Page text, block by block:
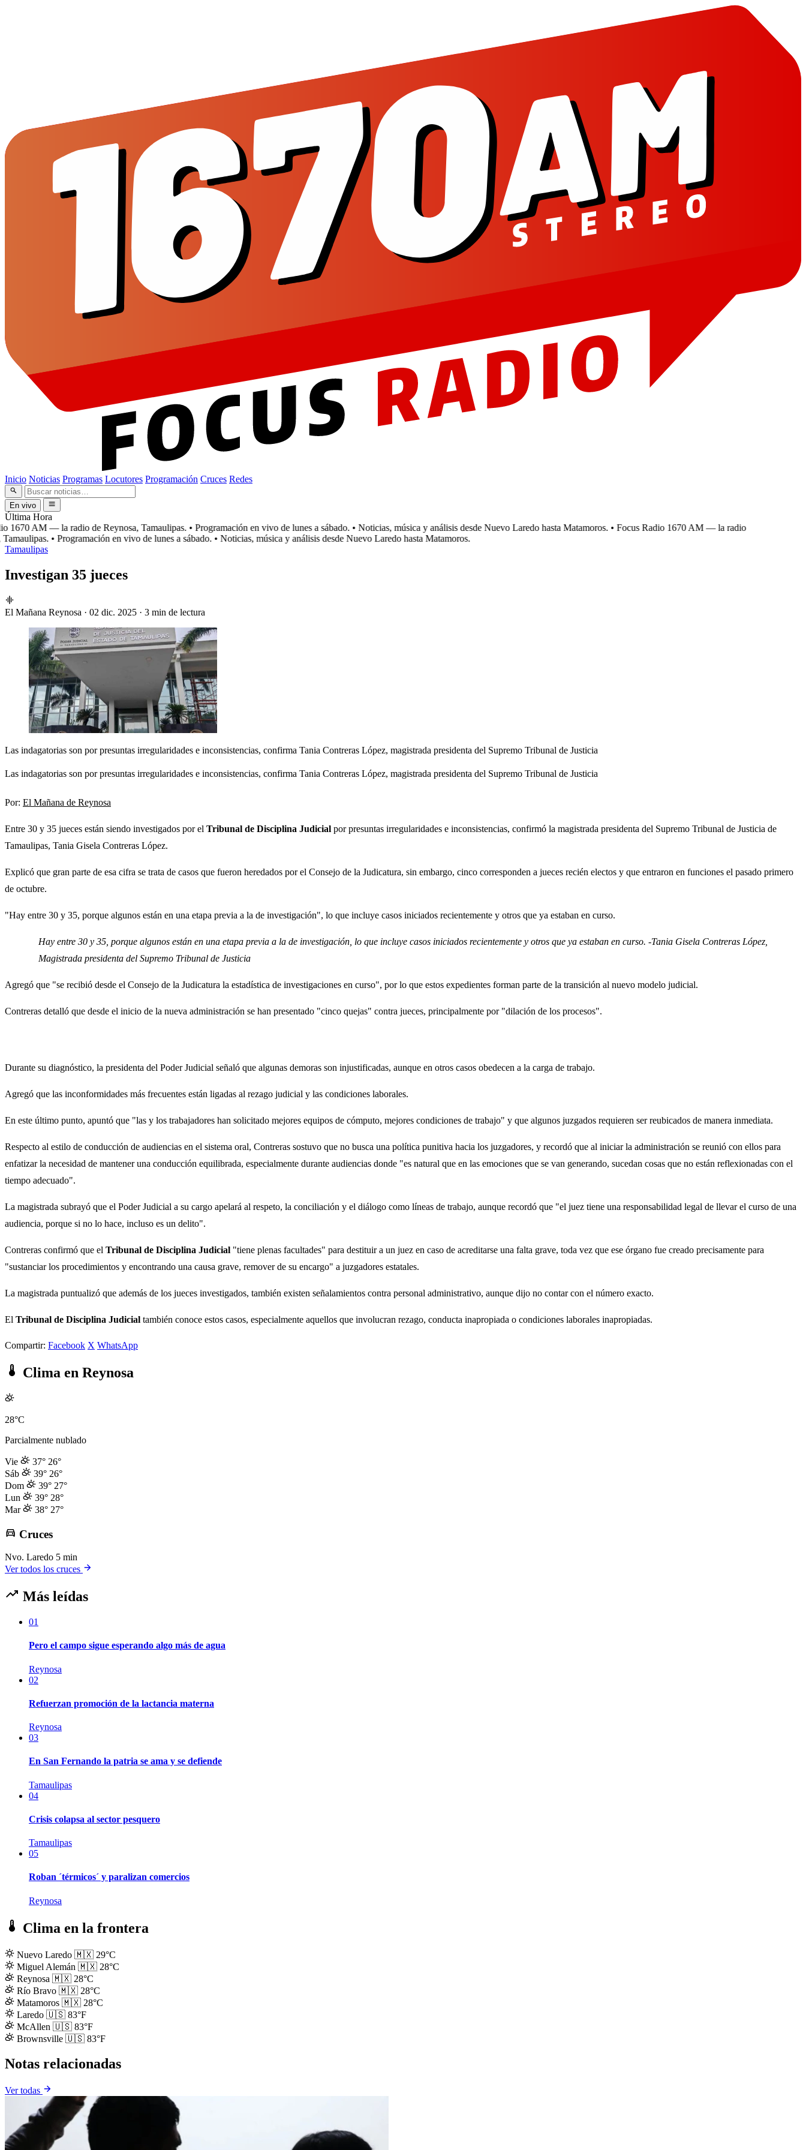
Inicio Noticias Programas Locutores Programación Cruces Redes
En vivo
Última Hora
AM — la radio de Reynosa, Tamaulipas. • Programación en vivo de lunes a sábado. • Noticias, música y análisis desde Nuevo Laredo hasta Matamoros. • Focus Radio 1670 AM — la radio
• Programación en vivo de lunes a sábado. • Noticias, música y análisis desde Nuevo Laredo hasta Matamoros.
Tamaulipas
Investigan 35 jueces
El Mañana Reynosa · 02 dic. 2025 · 3 min de lectura
Las indagatorias son por presuntas irregularidades e inconsistencias, confirma Tania Contreras López, magistrada presidenta del Supremo Tribunal de Justicia
Las indagatorias son por presuntas irregularidades e inconsistencias, confirma Tania Contreras López, magistrada presidenta del Supremo Tribunal de Justicia
Por: El Mañana de Reynosa
Entre 30 y 35 jueces están siendo investigados por el Tribunal de Disciplina Judicial por presuntas irregularidades e inconsistencias, confirmó la magistrada presidenta del Supremo Tribunal de Justicia de
Tamaulipas, Tania Gisela Contreras López.
Explicó que gran parte de esa cifra se trata de casos que fueron heredados por el Consejo de la Judicatura, sin embargo, cinco corresponden a jueces recién electos y que entraron en funciones el pasado primero
de octubre.
"Hay entre 30 y 35, porque algunos están en una etapa previa a la de investigación", lo que incluye casos iniciados recientemente y otros que ya estaban en curso.
Hay entre 30 y 35, porque algunos están en una etapa previa a la de investigación, lo que incluye casos iniciados recientemente y otros que ya estaban en curso. -Tania Gisela Contreras López,
Magistrada presidenta del Supremo Tribunal de Justicia
Agregó que "se recibió desde el Consejo de la Judicatura la estadística de investigaciones en curso", por lo que estos expedientes forman parte de la transición al nuevo modelo judicial.
Contreras detalló que desde el inicio de la nueva administración se han presentado "cinco quejas" contra jueces, principalmente por "dilación de los procesos".
Durante su diagnóstico, la presidenta del Poder Judicial señaló que algunas demoras son injustificadas, aunque en otros casos obedecen a la carga de trabajo.
Agregó que las inconformidades más frecuentes están ligadas al rezago judicial y las condiciones laborales.
En este último punto, apuntó que "las y los trabajadores han solicitado mejores equipos de cómputo, mejores condiciones de trabajo" y que algunos juzgados requieren ser reubicados de manera inmediata.
Respecto al estilo de conducción de audiencias en el sistema oral, Contreras sostuvo que no busca una política punitiva hacia los juzgadores, y recordó que al iniciar la administración se reunió con ellos para
enfatizar la necesidad de mantener una conducción equilibrada, especialmente durante audiencias donde "es natural que en las emociones que se van generando, sucedan cosas que no están reflexionadas con el
tiempo adecuado".
La magistrada subrayó que el Poder Judicial a su cargo apelará al respeto, la conciliación y el diálogo como líneas de trabajo, aunque recordó que "el juez tiene una responsabilidad legal de llevar el curso de una
audiencia, porque si no lo hace, incluso es un delito".
Contreras confirmó que el Tribunal de Disciplina Judicial "tiene plenas facultades" para destituir a un juez en caso de acreditarse una falta grave, toda vez que ese órgano fue creado precisamente para
"sustanciar los procedimientos y encontrando una causa grave, remover de su encargo" a juzgadores estatales.
La magistrada puntualizó que además de los jueces investigados, también existen señalamientos contra personal administrativo, aunque dijo no contar con el número exacto.
El Tribunal de Disciplina Judicial también conoce estos casos, especialmente aquellos que involucran rezago, conducta inapropiada o condiciones laborales inapropiadas.
Compartir: Facebook X WhatsApp
Clima en Reynosa
28°C
Parcialmente nublado
Vie 37° 26°
Sáb
39° 26°
Dom
39° 27°
Lun
39° 28°
Mar
38° 27°
Cruces
Nvo. Laredo 5 min
Ver todos los cruces
Más leídas
01
Pero el campo sigue esperando algo más de agua
Reynosa
02
Refuerzan promoción de la lactancia materna
Reynosa
03
En San Fernando la patria se ama y se defiende
Tamaulipas
04
Crisis colapsa al sector pesquero
Tamaulipas
05
Roban ´térmicos´ y paralizan comercios
Reynosa
Clima en la frontera
Nuevo Laredo 🇲🇽 29°C
Miguel Alemán 🇲🇽 28°C
Reynosa 🇲🇽 28°C
Río Bravo 🇲🇽 28°C
Matamoros 🇲🇽 28°C
Laredo 🇺🇸 83°F
McAllen 🇺🇸 83°F
Brownsville 🇺🇸 83°F
Notas relacionadas
Ver todas